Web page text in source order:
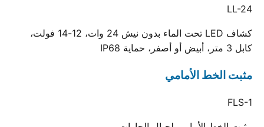
LL-24
كشاف LED تحت الماء بدون نيش 24 وات، 12-14 فولت،
كابل 3 متر، أبيض أو أصفر، حماية IP68
مثبت الخط الأمامي
FLS-1